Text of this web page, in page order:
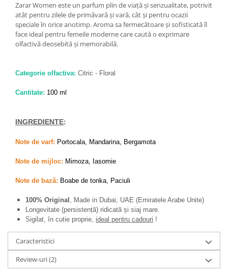
Zarar Women este un parfum plin de viață și senzualitate, potrivit
atât pentru zilele de primăvară și vară, cât și pentru ocazii
speciale în orice anotimp. Aroma sa fermecătoare și sofisticată îl
face ideal pentru femeile moderne care caută o exprimare
olfactivă deosebită și memorabilă.
Categorie olfactiva: Citric - Floral
Cantitate: 100 ml
INGREDIENTE:
Note de varf: Portocala, Mandarina, Bergamota
Note de mijloc: Mimoza, Iasomie
Note de bază: Boabe de tonka, Paciuli
100% Original , Made in Dubai, UAE (Emiratele Arabe Unite)
Longevitate (persistență) ridicată și siaj mare.
Sigilat, în cutie proprie, ideal pentru cadouri !
Caracteristici
Review-uri(2)